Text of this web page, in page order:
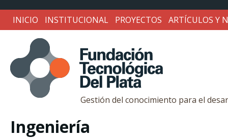
INICIO INSTITUCIONAL PROYECTOS ARTÍCULOS Y
Fundación
Gestión del conocimiento para el
Ingeniería